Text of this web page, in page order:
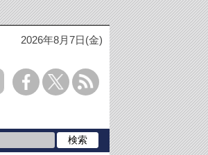
2026年8月7日(金)